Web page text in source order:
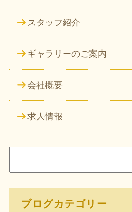
スタッフ紹介
ギャラリーのご案内
会社概要
求人情報
ブログカテゴリー